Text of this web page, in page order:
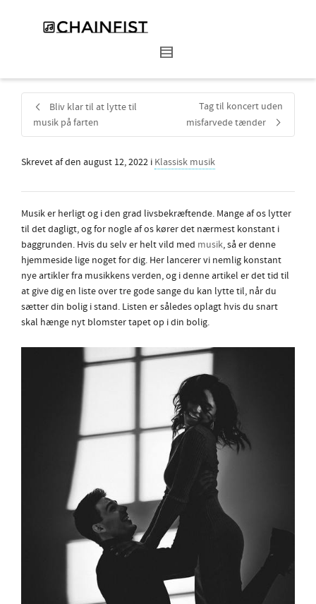
Bliv klar til at lytte til
musik på farten
Tag til koncert uden
misfarvede tænder
Skrevet afden august 12, 2022 i Klassisk musik
Musik er herligt og i den grad livsbekræftende. Mange af os lytter
til det dagligt, og for nogle af os kører det nærmest konstant i
baggrunden. Hvis du selv er helt vild med musik, så er denne
hjemmeside lige noget for dig. Her lancerer vi nemlig konstant
nye artikler fra musikkens verden, og i denne artikel er det tid til
at give dig en liste over tre gode sange du kan lytte til, når du
sætter din bolig i stand. Listen er således oplagt hvis du snart
skal hænge nyt blomster tapet op i din bolig.